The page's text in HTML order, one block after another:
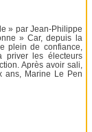
» par Jean-Philippe
» Car, depuis la
plein de confiance,
priver les électeurs
Après avoir sali,
ans, Marine Le Pen